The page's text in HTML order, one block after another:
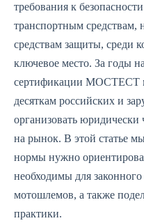
требования к
транспортным
средствам защиты, среди
ключевое место. За годы
сертификации МОСТЕСТ
десяткам российских и
организовать
на рынок. В этой статье
нормы нужно
необходимы для
мотошлемов, а также
практики.